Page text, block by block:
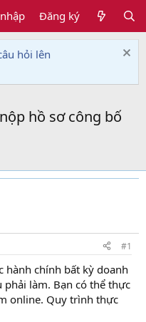
Đăng ký
hỏi lên
hồ sơ công bố
#1
hành chính bất kỳ doanh
làm. Bạn có thể thực
online. Quy trình thực